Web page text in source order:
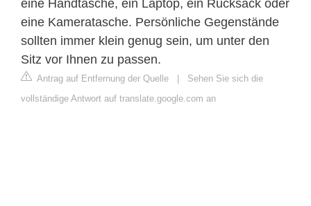
eine Handtasche, ein Laptop, ein Rucksack oder
eine Kameratasche. Persönliche Gegenstände
sollten immer klein genug sein, um unter den
Sitz vor Ihnen zu passen.
Antrag auf Entfernung der Quelle | Sehen Sie sich die
vollständige Antwort auf translate.google.com an